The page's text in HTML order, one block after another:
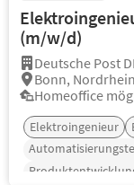
(m/w/d)
Deutsche Post
Bonn,
Homeoffice
Elektroingenieur